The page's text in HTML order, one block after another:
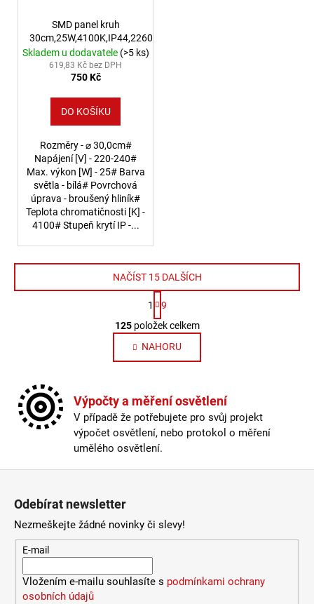
SMD panel kruh
30cm,25W,4100K,IP44,2260Lm
Skladem u dodavatele (>5 ks)
619,83 Kč bez DPH
750 Kč
DO KOŠÍKU
Rozměry - ⌀ 30,0cm#
Napájení [V] - 220-240#
Max. výkon [W] - 25# Barva
světla - bílá# Povrchová
úprava - broušený hliník#
Teplota chromatičnosti [K] -
4100# Stupeň krytí IP -...
Ovládací prvky výpisu
NAČÍST 15 DALŠÍCH
Stránkování
1
9
125položek celkem
NAHORU
Výpočty a měření osvětlení
V případě že potřebujete pro svůj projekt
výpočet osvětlení, nebo protokol o měření
umělého osvětlení.
Odebírat newsletter
Nezmeškejte žádné novinky či slevy!
E-mail
Vložením e-mailu souhlasíte s podmínkami ochrany
osobních údajů